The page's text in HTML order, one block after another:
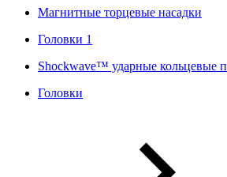
Магнитные торцевые насадки
Головки 1
Shockwave™ ударные кольцевые
Головки